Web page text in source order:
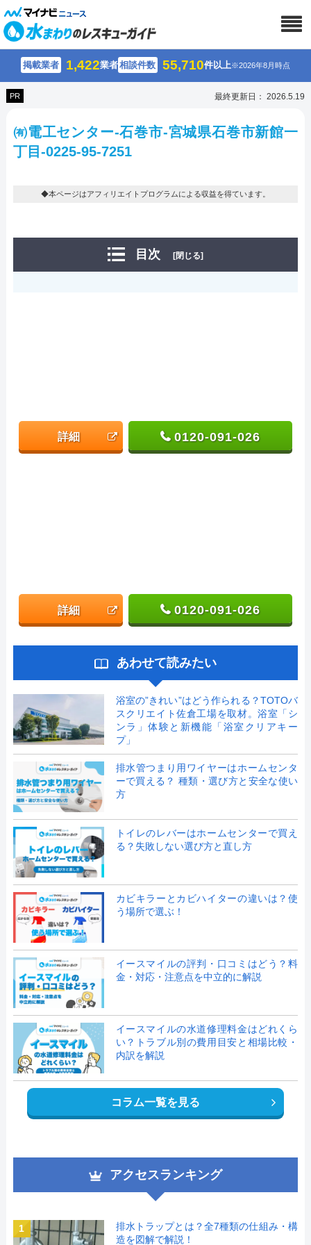
掲載業者 1,422業者相談件数 55,710件以上※2026年8月時点
PR 最終更新日： 2026.5.19
㈲電工センター-石巻市-宮城県石巻市新館一
丁目-0225-95-7251
◆本ページはアフィリエイトプログラムによる収益を得ています。
目次 [閉じる]
詳細 0120-091-026
詳細 0120-091-026
あわせて読みたい
浴室の”きれい”はどう作られる？TOTOバ
スクリエイト佐倉工場を取材。浴室「シ
ンラ」体験と新機能「浴室クリアキー
プ」
排水管つまり用ワイヤーはホームセンタ
ーで買える？ 種類・選び方と安全な使い
方
トイレのレバーはホームセンターで買え
る？失敗しない選び方と直し方
カビキラーとカビハイターの違いは？使
う場所で選ぶ！
イースマイルの評判・口コミはどう？料
金・対応・注意点を中立的に解説
イースマイルの水道修理料金はどれくら
い？トラブル別の費用目安と相場比較・
内訳を解説
コラム一覧を見る
アクセスランキング
1
排水トラップとは？全7種類の仕組み・構
造を図解で解説！